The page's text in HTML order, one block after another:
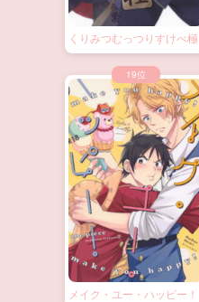
くりみつむっつりすけべ極
メイク・ユー・ハッピー！